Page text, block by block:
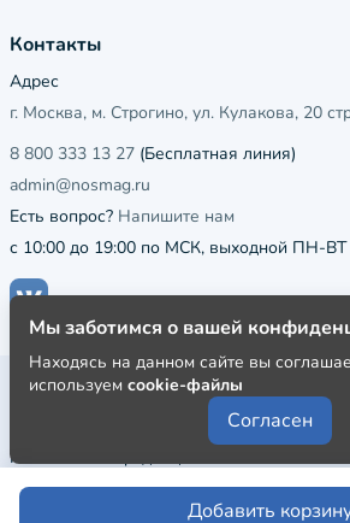
Добавить
Контакты
Адрес
г. Москва, м. Строгино, ул. Кулакова, 20
8 800 333 13 27 (Бесплатная линия)
admin@nosmag.ru
Есть вопрос? Напишите нам
с 10:00 до 19:00 по МСК, выходной ПН-ВТ
Публичная оферта
Пользовательское соглашение
Политика конфиденциальности
Мы заботимся о вашей
Находясь на данном сайте вы
используем cookie-файлы
Согласен